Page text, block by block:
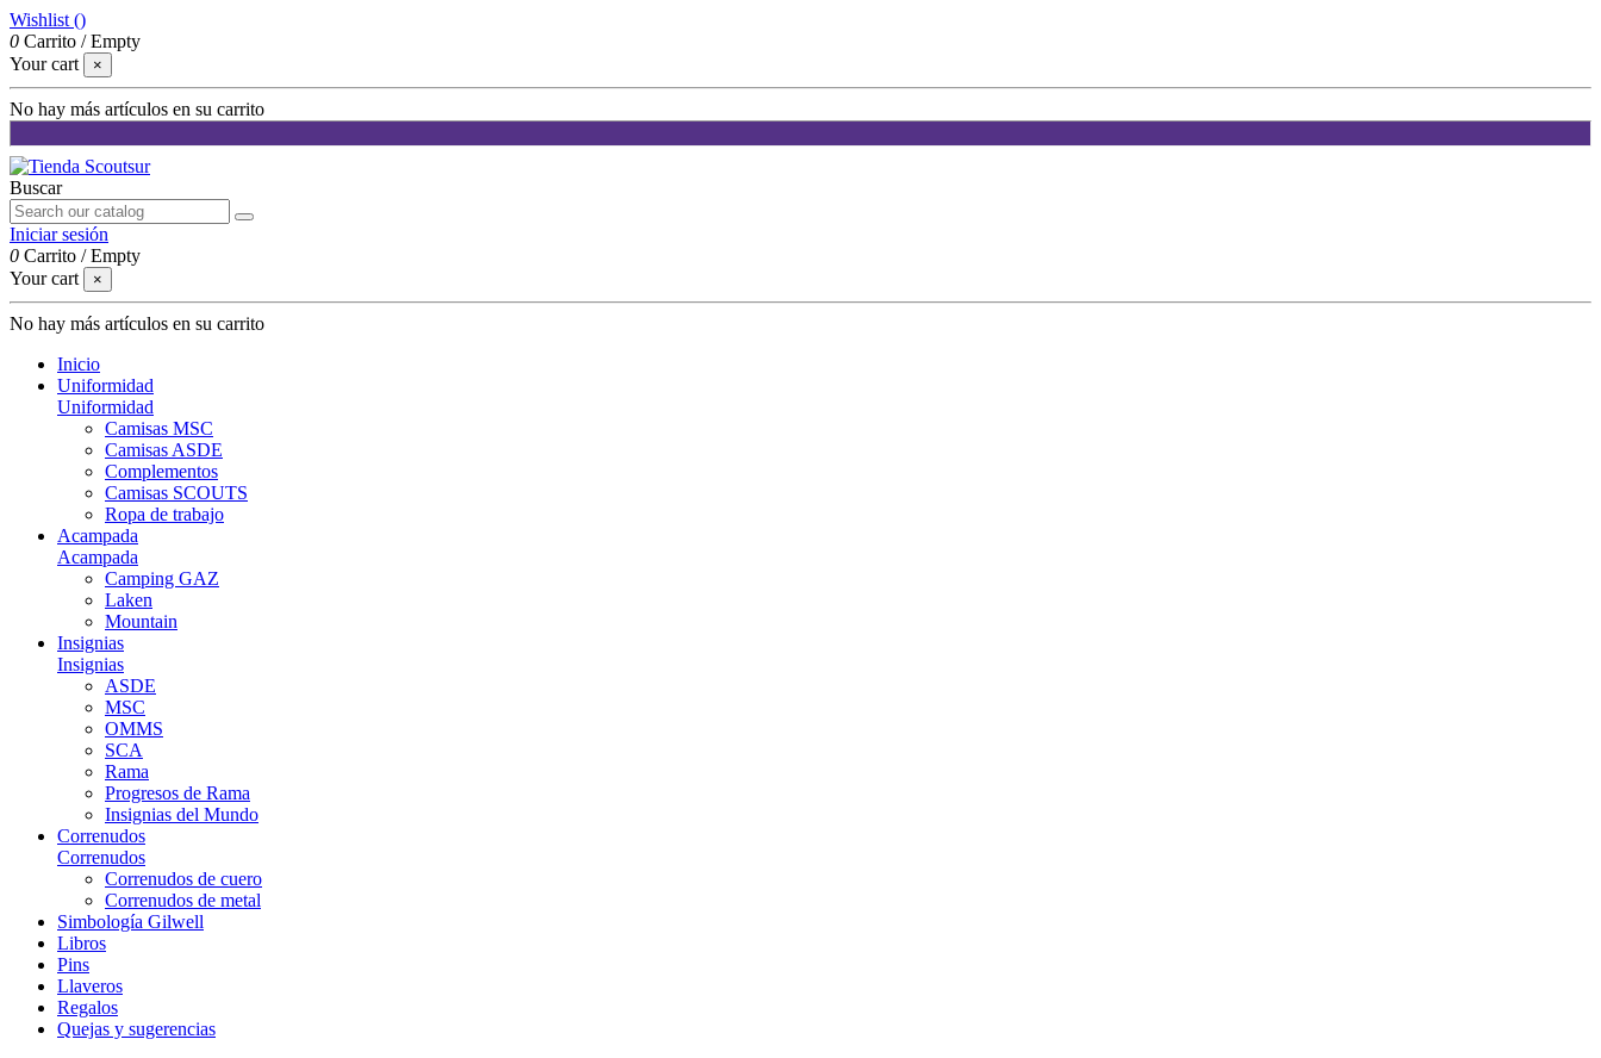
Wishlist ()
0 Carrito /Empty
Your cart
×
No hay más artículos en su carrito
Buscar
Iniciar sesión
0 Carrito /Empty
Your cart
×
No hay más artículos en su carrito
Inicio
Uniformidad
Uniformidad
Camisas MSC
Camisas ASDE
Complementos
Camisas SCOUTS
Ropa de trabajo
Acampada
Acampada
Camping GAZ
Laken
Mountain
Insignias
Insignias
ASDE
MSC
OMMS
SCA
Rama
Progresos de Rama
Insignias del Mundo
Correnudos
Correnudos
Correnudos de cuero
Correnudos de metal
Simbología Gilwell
Libros
Pins
Llaveros
Regalos
Quejas y sugerencias